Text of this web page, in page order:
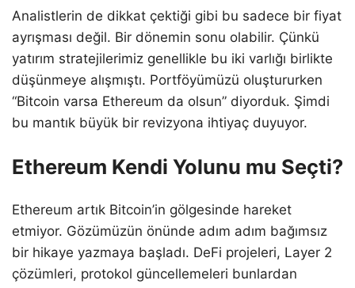
Analistlerin de dikkat çektiği gibi bu sadece bir fiyat
ayrışması değil. Bir dönemin sonu olabilir. Çünkü
yatırım stratejilerimiz genellikle bu iki varlığı birlikte
düşünmeye alışmıştı. Portföyümüzü oluştururken
“Bitcoin varsa Ethereum da olsun” diyorduk. Şimdi
bu mantık büyük bir revizyona ihtiyaç duyuyor.
Ethereum Kendi Yolunu mu Seçti?
Ethereum artık Bitcoin’in gölgesinde hareket
etmiyor. Gözümüzün önünde adım adım bağımsız
bir hikaye yazmaya başladı. DeFi projeleri, Layer 2
çözümleri, protokol güncellemeleri bunlardan